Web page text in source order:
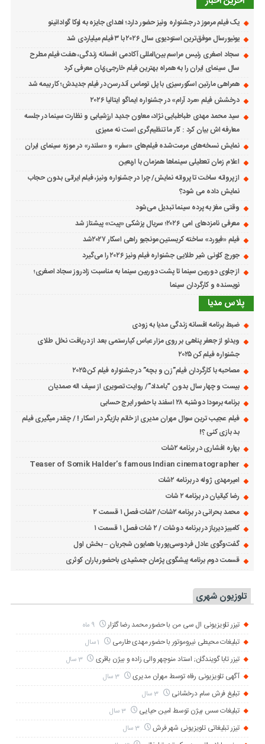
یک فیلم مرموز در جشنواره ونیز حضور دارد؛ اهدای جایزه به لوکا گوادانینو
یونیورسال موفق‌ترین استودیوی سال ۲۰۲۶ با ۳ فیلم میلیاردی شد
سجاد اصغری رئیس مراسم بین‌المللی آکادمی افسانه زندگی، هفت فیلم مطرح
سال سینمای ایران را به همراه بهترین فیلم خارجی‌زبان معرفی کرد
همراهی مارتین اسکورسیزی با پل توماس ٱندرسن در فیلم جدیدش؛ کار بیمه شد
درخشش فیلم «مرد آرام» در جشنواره ایماگو ایتالیا ۲۰۲۶
سید محمد مهدی طباطبایی نژاد، معاون جدید ارزشیابی و نظارت سینما در جلسه
معارفه اش بیان کرد : کار ما تنظیم‌گری است نه ممیزی
نمایش نسخه‌های مرمت‌شده فیلم‌های «سفر» و «سلندر» در موزه سینمای ایران
اعلام زمان تعطیلی سینماها همزمان با اربعین
از پروانه ساخت تا پروانه نمایش/ چرا در جشنواره ونیز، فیلم ایرانی بدون حجاب
نمایش داده می شود؟
وقتی مغز به پرده سینما تبدیل می‌شود
معرفی نامزدهای امی ۲۰۲۶؛ سریال پزشکی «پیت» پیشتاز شد
فیلم «فیورد» ساخته کریستین مونجیو راهی اسکار ۲۰۲۷شد
جورج کلونی شیر طلایی جشنواره فیلم ونیز ۲۰۲۶ را می‌گیرد
از جلوی دوربین سینما تا پشت دوربین سینما به مناسبت زادروز سجاد اصغری؛
نویسنده و کارگردان سینما
پلاس مدیا
ضبط برنامه افسانه زندگی مدیا به زودی
ویدئو از جعفر پناهی بر روی مزار عباس کیارستمی بعد از دریافت نخل طلای
جشنواره فیلم کن ۲۰۲۵
مصاحبه با کارگردان فیلم”زن و بچه” در جشنواره فیلم کن ۲۰۲۵
بیست و چهار سال بدون “بامداد”/ روایت تصویری از سیف اله صمدیان
برنامه برمودا دوشنبه ۲۸ اسفند با حضور ایرج حسابی
فیلم عجیب ترین سوال مهران مدیری از خانم بازیگر در اسکار ! / چقدر میگیری فیلم
بد بازی کنی ؟!
بهاره افشاری در برنامه ۲شات
Teaser of Somik Halder’s famous Indian cinematographer
امیرمهدی ژوله در برنامه ۲شات
رضا کیانیان در برنامه ۲ شات
محمد بحرانی در برنامه ۲شات/ ۲شات فصل ۱ قسمت ۲
کامبیز دیرباز در برنامه دوشات / ۲ شات فصل ۱ قسمت ۱
گفت‌وگوی عادل فردوسی‌پور با همایون شجریان – بخش اول
قسمت دوم برنامه پیشگوی پژمان جمشیدی باحضور باران کوثری
تلوزیون شهری
تیزر تلویزیونی ال سی من با حضور محمد رضا گلزار 9 ماه
تبلیغات محیطی نیروموتور با حضور مهدی طارمی
تیزر تابا گویندگان; استاد منوچهر والی زاده و بیژن باقری 3 سال
آگهی تلویزیونی رفاه توسط مهران مدیری 3 سال
تبلیغ فرش سام درخشانی 3 سال
تبلیغات سس بیژن توسط امین حیایی 3 سال
تیزر تبلیغاتی تلویزیونی شهر فرش 3 سال